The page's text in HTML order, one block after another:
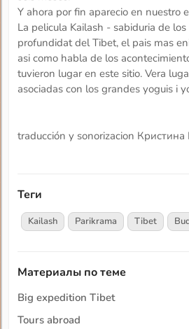
Y ahora por fin aparecio en nuestro
La pelicula Kailash - sabiduria de
profundidat del Tibet, el pais mas
asi como habla de los
tuvieron lugar en este sitio. Vera
asociadas con los grandes yoguis i
traducción y sonorizacion Кристина
Теги
Kailash Parikrama Tibet
Материалы по теме
Big expedition Tibet
Tours abroad